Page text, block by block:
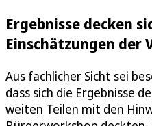
Ergebnisse decken
Einschätzungen der
Aus fachlicher Sicht sei
dass sich die Ergebnisse
weiten Teilen mit den